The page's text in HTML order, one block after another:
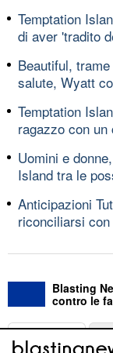
Temptation
di aver 'tradito
Beautiful,
salute, Wyatt
Temptation
ragazzo con
Uomini e
Island tra le
Anticipazioni
riconciliarsi
Blasting
contro le
ABOUT